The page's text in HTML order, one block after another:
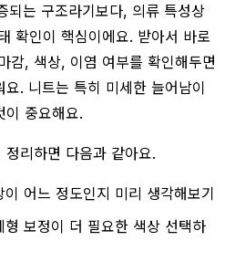
되는 구조라기보다, 의류 특성상
확인이 핵심이에요. 받아서 바로
감, 색상, 이염 여부를 확인해두면
. 니트는 특히 미세한 늘어남이
이 중요해요.
리하면 다음과 같아요.
어느 정도인지 미리 생각해보기
형 보정이 더 필요한 색상 선택하